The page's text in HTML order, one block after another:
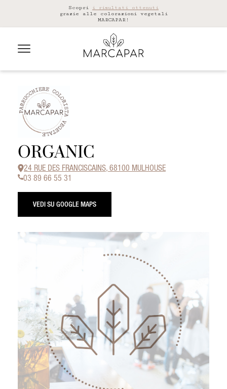
Scopri i risultati ottenuti
grazie alle colorazioni vegetali
MARCAPAR!
ORGANIC
24 RUE DES FRANCISCAINS, 68100 MULHOUSE
03 89 66 55 31
VEDI SU GOOGLE MAPS